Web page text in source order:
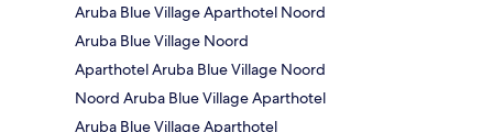
Aruba Blue Village Aparthotel Noord
Aruba Blue Village Noord
Aparthotel Aruba Blue Village Noord
Noord Aruba Blue Village Aparthotel
Aruba Blue Village Aparthotel